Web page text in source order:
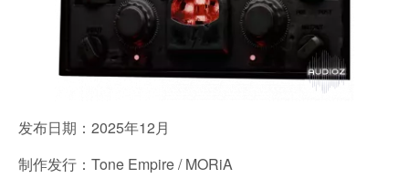
发布日期：2025年12月
制作发行：Tone Empire / MORiA